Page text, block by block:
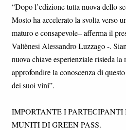
“Dopo l’edizione tutta nuova dello
Mosto ha accelerato la svolta verso
maturo e consapevole– afferma il
Valtènesi Alessandro Luzzago -.
nuova chiave esperienziale risieda la
approfondire la conoscenza di
dei suoi vini”.
IMPORTANTE I
MUNITI DI GREEN PASS.